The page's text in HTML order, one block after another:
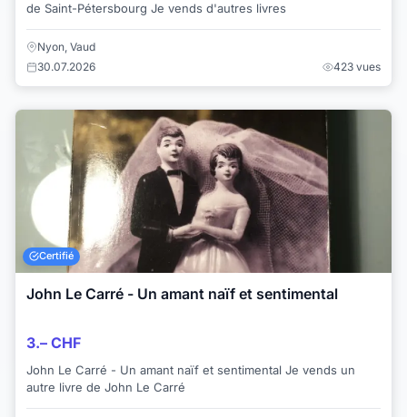
de Saint-Pétersbourg Je vends d'autres livres
Nyon, Vaud
30.07.2026
423 vues
Certifié
John Le Carré - Un amant naïf et sentimental
3.– CHF
John Le Carré - Un amant naïf et sentimental Je vends un
autre livre de John Le Carré